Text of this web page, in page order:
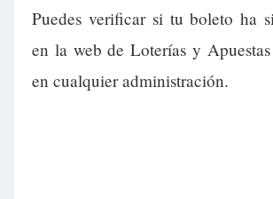
Puedes verificar si tu boleto ha
en la web de Loterías y
en cualquier administración.